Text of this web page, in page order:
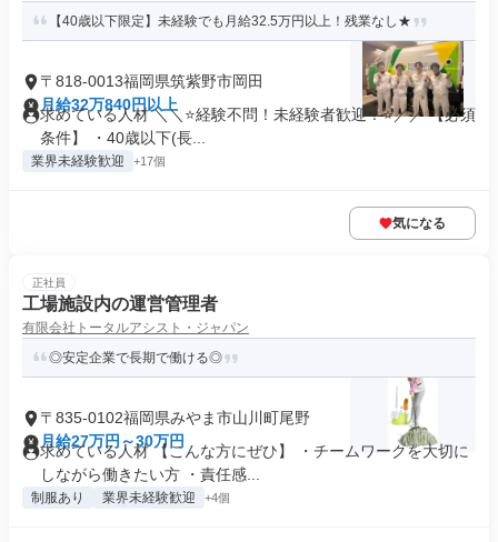
【40歳以下限定】未経験でも月給32.5万円以上！残業なし★
〒818-0013福岡県筑紫野市岡田
月給32万840円以上
求めている人材 ＼＼⭐経験不問！未経験者歓迎！⭐／／ 【必須
条件】 ・40歳以下(長...
業界未経験歓迎 +17個
気になる
正社員
工場施設内の運営管理者
有限会社トータルアシスト・ジャパン
◎安定企業で長期で働ける◎
〒835-0102福岡県みやま市山川町尾野
月給27万円～30万円
求めている人材 【こんな方にぜひ】 ・チームワークを大切に
しながら働きたい方 ・責任感...
制服あり 業界未経験歓迎 +4個